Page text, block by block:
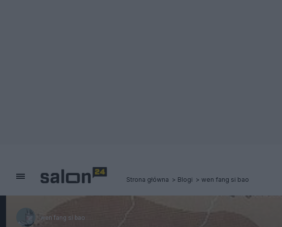
Strona główna Blogi wen fang si bao
wen fang si bao